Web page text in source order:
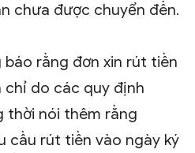
chưa được chuyển đến.
báo rằng đơn xin rút tiền
chỉ do các quy định
thời nói thêm rằng
cầu rút tiền vào ngày ký